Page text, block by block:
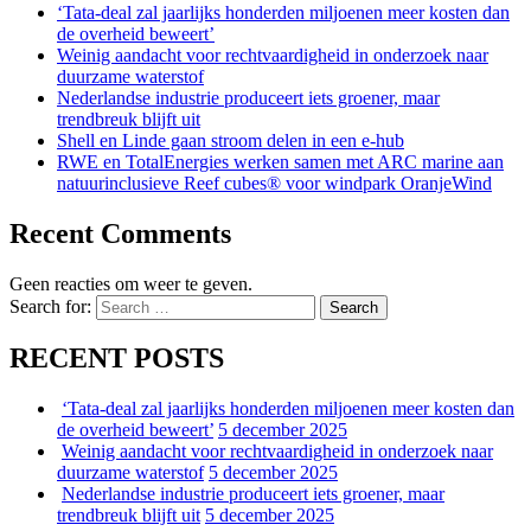
‘Tata-deal zal jaarlijks honderden miljoenen meer kosten dan
de overheid beweert’
Weinig aandacht voor rechtvaardigheid in onderzoek naar
duurzame waterstof
Nederlandse industrie produceert iets groener, maar
trendbreuk blijft uit
Shell en Linde gaan stroom delen in een e-hub
RWE en TotalEnergies werken samen met ARC marine aan
natuurinclusieve Reef cubes® voor windpark OranjeWind
Recent Comments
Geen reacties om weer te geven.
Search for:
Search
RECENT POSTS
‘Tata-deal zal jaarlijks honderden miljoenen meer kosten dan
de overheid beweert’ 5 december 2025
Weinig aandacht voor rechtvaardigheid in onderzoek naar
duurzame waterstof 5 december 2025
Nederlandse industrie produceert iets groener, maar
trendbreuk blijft uit 5 december 2025